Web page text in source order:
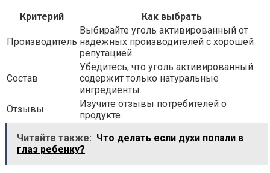
Критерий
Как выбрать
Производитель
Выбирайте уголь активированный от
надежных производителей с хорошей
репутацией.
Состав
Убедитесь, что уголь активированный
содержит только натуральные
ингредиенты.
Отзывы
Изучите отзывы потребителей о
продукте.
Читайте также: Что делать если духи попали в
глаз ребенку?